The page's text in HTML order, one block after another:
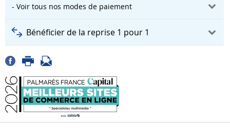
- Voir tous nos modes de paiement
Bénéficier de la reprise 1 pour 1